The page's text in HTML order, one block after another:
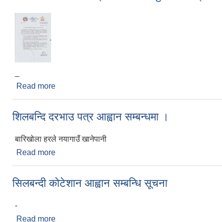
Read more
शिलबन्दि दरभाउ पत्र आह्वान सम्बन्धमा ।
बारिखोला हरले नयागाउँ खानेपानी
Read more
सिलबन्दी कोटेशान आह्वान सम्बन्धि सूचना
-
Read more